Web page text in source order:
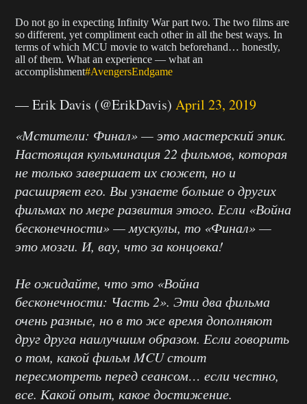
Do not go in expecting Infinity War part two. The two films are
so different, yet compliment each other in all the best ways. In
terms of which MCU movie to watch beforehand… honestly,
all of them. What an experience — what an
accomplishment#AvengersEndgame
— Erik Davis (@ErikDavis) April 23, 2019
«Мстители: Финал» — это мастерский эпик.
Настоящая кульминация 22 фильмов, которая
не только завершает их сюжет, но и
расширяет его. Вы узнаете больше о других
фильмах по мере развития этого. Если «Война
бесконечности» — мускулы, то «Финал» —
это мозги. И, вау, что за концовка!
Не ожидайте, что это «Война
бесконечности: Часть 2». Эти два фильма
очень разные, но в то же время дополняют
друг друга наилучшим образом. Если говорить
о том, какой фильм MCU стоит
пересмотреть перед сеансом… если честно,
все. Какой опыт, какое достижение.